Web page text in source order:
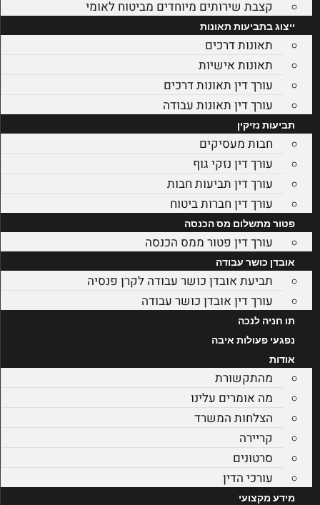
קצבת שירותים מיוחדים מביטוח לאומי
ייצוג בתביעות תאונות
תאונות דרכים
תאונות אישיות
עורך דין תאונות דרכים
עורך דין תאונות עבודה
תביעות נזיקין
חבות מעסיקים
עורך דין נזקי גוף
עורך דין תביעות חבות
עורך דין חברות ביטוח
פטור מתשלום מס הכנסה
עורך דין פטור ממס הכנסה
אובדן כושר עבודה
תביעת אובדן כושר עבודה לקרן פנסיה
עורך דין אובדן כושר עבודה
תו חניה לנכה
נפגעי פעולות איבה
אודות
מהתקשורת
מה אומרים עלינו
הצלחות המשרד
קריירה
סרטונים
עורכי הדין
מידע מקצועי